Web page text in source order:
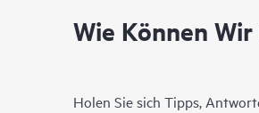
Wie Können
Holen Sie sich Tipps,